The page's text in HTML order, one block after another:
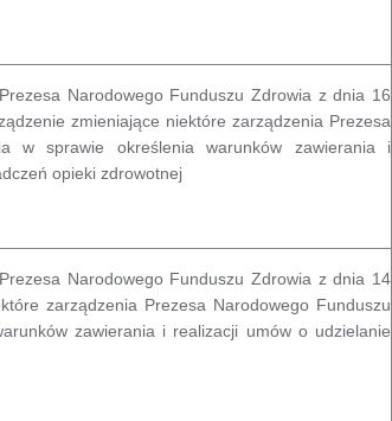
Narodowego Funduszu Zdrowia z dnia 16
zmieniające niektóre zarządzenia Prezesa
w sprawie określenia warunków zawierania i
opieki zdrowotnej
Narodowego Funduszu Zdrowia z dnia 14
zarządzenia Prezesa Narodowego Funduszu
zawierania i realizacji umów o udzielanie